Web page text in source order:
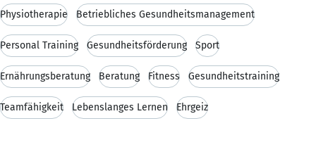
Physiotherapie Betriebliches Gesundheitsmanagement
Personal Training Gesundheitsförderung Sport
Ernährungsberatung Beratung Fitness Gesundheitstraining
Teamfähigkeit Lebenslanges Lernen Ehrgeiz